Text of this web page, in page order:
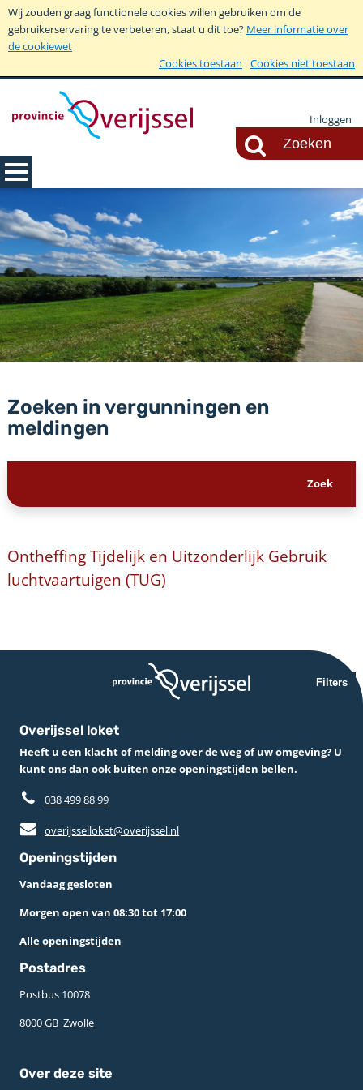
Wij zouden graag functionele cookies willen gebruiken om de
gebruikerservaring te verbeteren, staat u dit toe? Meer informatie over
de cookiewet
Cookies toestaan
Cookies niet toestaan
Inloggen
Zoeken in vergunningen en
meldingen
Ontheffing Tijdelijk en Uitzonderlijk Gebruik
luchtvaartuigen (TUG)
Filters
Overijssel loket
Heeft u een klacht of melding over de weg of uw omgeving? U
kunt ons dan ook buiten onze openingstijden bellen.
038 499 88 99
overijsselloket@overijssel.nl
Openingstijden
Vandaag gesloten
Morgen open van 08:30 tot 17:00
Alle openingstijden
Postadres
Postbus 10078 ­
8000 GB ­ Zwolle
Over deze site